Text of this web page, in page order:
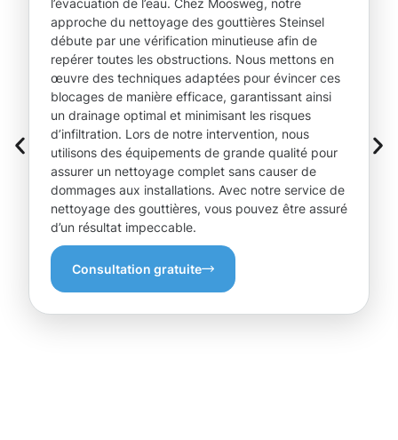
l’évacuation de l’eau. Chez Moosweg, notre
approche du nettoyage des gouttières Steinsel
débute par une vérification minutieuse afin de
repérer toutes les obstructions. Nous mettons en
œuvre des techniques adaptées pour évincer ces
blocages de manière efficace, garantissant ainsi
un drainage optimal et minimisant les risques
d’infiltration. Lors de notre intervention, nous
utilisons des équipements de grande qualité pour
assurer un nettoyage complet sans causer de
dommages aux installations. Avec notre service de
nettoyage des gouttières, vous pouvez être assuré
d’un résultat impeccable.
Consultation gratuite